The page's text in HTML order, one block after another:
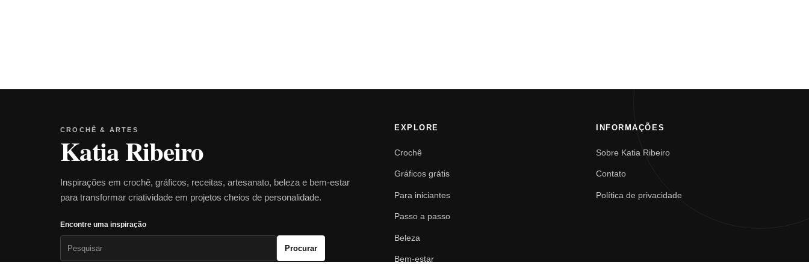
CROCHÊ & ARTES
Katia Ribeiro
Inspirações em crochê, gráficos, receitas, artesanato, beleza e bem-estar
para transformar criatividade em projetos cheios de personalidade.
Encontre uma inspiração
Procurar
EXPLORE
Crochê
Gráficos grátis
Para iniciantes
Passo a passo
Beleza
Bem-estar
INFORMAÇÕES
Sobre Katia Ribeiro
Contato
Política de privacidade